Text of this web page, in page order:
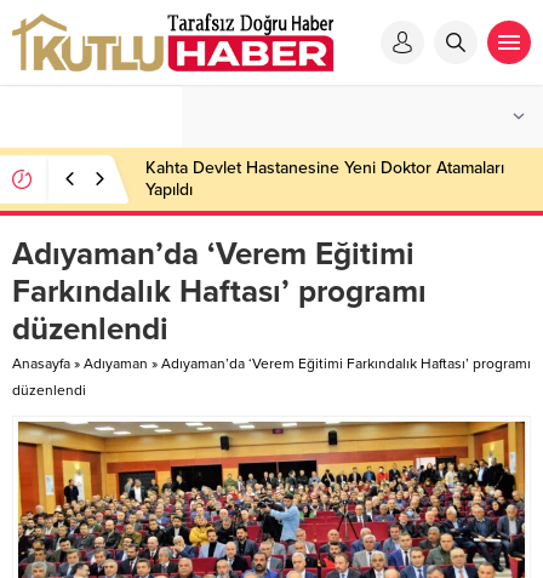
Kahta Devlet Hastanesine Yeni Doktor Atamaları
Yapıldı
Adıyaman’da ‘Verem Eğitimi
Farkındalık Haftası’ programı
düzenlendi
Anasayfa » Adıyaman » Adıyaman’da ‘Verem Eğitimi Farkındalık Haftası’ programı
düzenlendi